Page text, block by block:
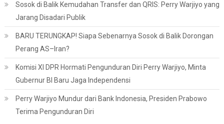
Sosok di Balik Kemudahan Transfer dan QRIS: Perry Warjiyo yang
Jarang Disadari Publik
BARU TERUNGKAP! Siapa Sebenarnya Sosok di Balik Dorongan
Perang AS–Iran?
Komisi XI DPR Hormati Pengunduran Diri Perry Warjiyo, Minta
Gubernur BI Baru Jaga Independensi
Perry Warjiyo Mundur dari Bank Indonesia, Presiden Prabowo
Terima Pengunduran Diri